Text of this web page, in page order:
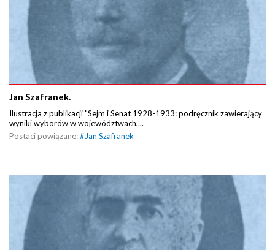
Jan Szafranek.
Ilustracja z publikacji "Sejm i Senat 1928-1933: podręcznik zawierający
wyniki wyborów w województwach,...
Postaci powiązane:# Jan Szafranek